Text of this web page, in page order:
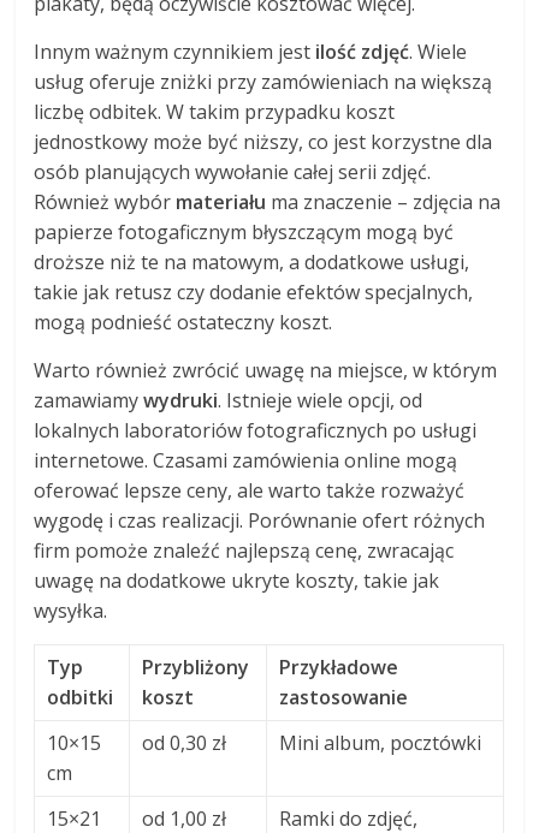
Innym ważnym czynnikiem jest ilość zdjęć. Wiele
usług oferuje zniżki przy zamówieniach na większą
liczbę odbitek. W takim przypadku koszt
jednostkowy może być niższy, co jest korzystne dla
osób planujących wywołanie całej serii zdjęć.
Również wybór materiału ma znaczenie – zdjęcia na
papierze fotogaficznym błyszczącym mogą być
droższe niż te na matowym, a dodatkowe usługi,
takie jak retusz czy dodanie efektów specjalnych,
mogą podnieść ostateczny koszt.
Warto również zwrócić uwagę na miejsce, w którym
zamawiamywydruki. Istnieje wiele opcji, od
lokalnych laboratoriów fotograficznych po usługi
internetowe. Czasami zamówienia online mogą
oferować lepsze ceny, ale warto także rozważyć
wygodę i czas realizacji. Porównanie ofert różnych
firm pomoże znaleźć najlepszą cenę, zwracając
uwagę na dodatkowe ukryte koszty, takie jak
wysyłka.
Typ
odbitki
Przybliżony
koszt
Przykładowe
zastosowanie
10×15
cm
od 0,30 zł Mini album, pocztówki
15×21
od 1,00 zł
Ramki do zdjęć,